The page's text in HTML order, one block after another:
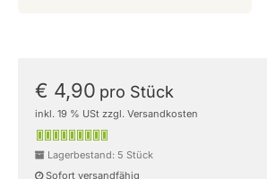
€ 4,90 pro Stück
inkl. 19 % USt zzgl. Versandkosten
Lagerbestand: 5 Stück
Sofort versandfähig